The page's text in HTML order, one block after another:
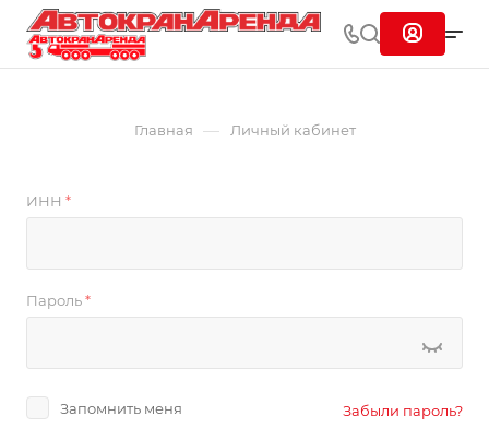
Главная — Личный кабинет
ИНН *
Пароль*
Запомнить меня Забыли пароль?